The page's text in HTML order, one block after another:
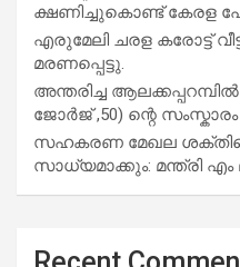
ക്ഷണിച്ചുകൊണ്ട് കേരള
എരുമേലി ചരള കരോട്ട്
മരണപ്പെട്ടു.
അന്തരിച്ച
ജോർജ് ,50) ന്റെ
സഹകരണ മേഖല
സാധ്യമാക്കും: മന്ത്രി എം